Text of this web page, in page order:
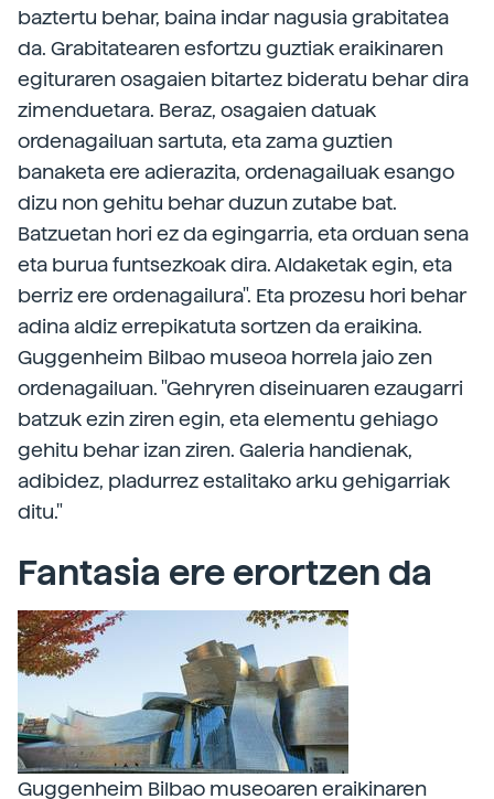
baztertu behar, baina indar nagusia grabitatea
da. Grabitatearen esfortzu guztiak eraikinaren
egituraren osagaien bitartez bideratu behar dira
zimenduetara. Beraz, osagaien datuak
ordenagailuan sartuta, eta zama guztien
banaketa ere adierazita, ordenagailuak esango
dizu non gehitu behar duzun zutabe bat.
Batzuetan hori ez da egingarria, eta orduan sena
eta burua funtsezkoak dira. Aldaketak egin, eta
berriz ere ordenagailura". Eta prozesu hori behar
adina aldiz errepikatuta sortzen da eraikina.
Guggenheim Bilbao museoa horrela jaio zen
ordenagailuan. "Gehryren diseinuaren ezaugarri
batzuk ezin ziren egin, eta elementu gehiago
gehitu behar izan ziren. Galeria handienak,
adibidez, pladurrez estalitako arku gehigarriak
ditu."
Fantasia ere erortzen da
Guggenheim Bilbao museoaren eraikinaren